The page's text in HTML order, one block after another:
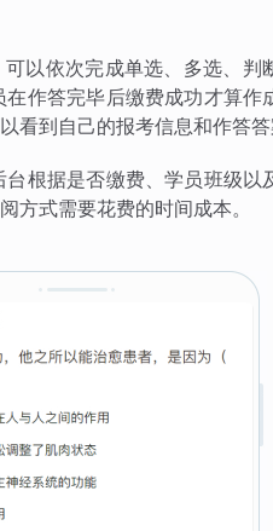
以依次完成单选、多选、判
作答完毕后缴费成功才算作
看到自己的报考信息和作答答
根据是否缴费、学员班级以
方式需要花费的时间成本。